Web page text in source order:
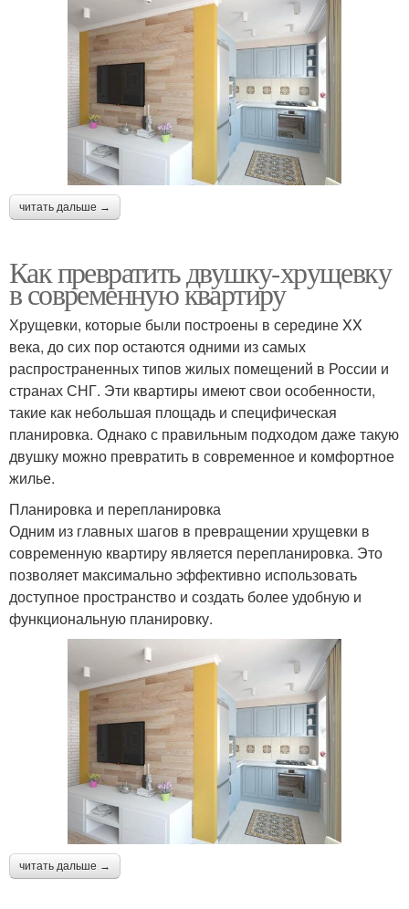
читать дальше →
Как превратить двушку-хрущевку
в современную квартиру
Хрущевки, которые были построены в середине XX
века, до сих пор остаются одними из самых
распространенных типов жилых помещений в России и
странах СНГ. Эти квартиры имеют свои особенности,
такие как небольшая площадь и специфическая
планировка. Однако с правильным подходом даже такую
двушку можно превратить в современное и комфортное
жилье.
Планировка и перепланировка
Одним из главных шагов в превращении хрущевки в
современную квартиру является перепланировка. Это
позволяет максимально эффективно использовать
доступное пространство и создать более удобную и
функциональную планировку.
читать дальше →